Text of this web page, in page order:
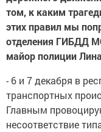
том, к каким
этих правил мы
отделения ГИБДД
майор полиции
- 6 и 7 декабря в
транспортных
Главным
несоответствие